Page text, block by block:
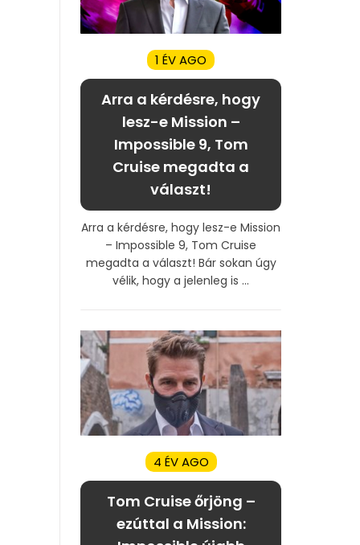
1 ÉV AGO
Arra a kérdésre, hogy
lesz-e Mission –
Impossible 9, Tom
Cruise megadta a
választ!
Arra a kérdésre, hogy lesz-e Mission
– Impossible 9, Tom Cruise
megadta a választ! Bár sokan úgy
vélik, hogy a jelenleg is ...
4 ÉV AGO
Tom Cruise őrjöng –
ezúttal a Mission: